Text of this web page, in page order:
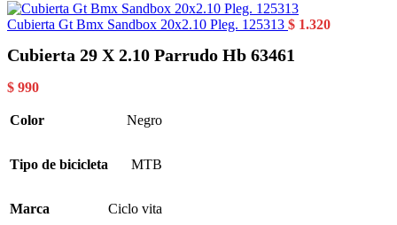
Cubierta Gt Bmx Sandbox 20x2.10 Pleg. 125313 $ 1.320
Cubierta 29 X 2.10 Parrudo Hb 63461
$ 990
Color Negro
Tipo de bicicleta MTB
Marca Ciclo vita